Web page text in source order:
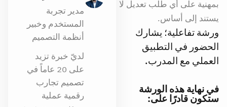
بمهنية على أي طلب تعديل لا
يستند إلى أساس.
ورشة تفاعلية؛ يشارك
الحضور في التطبيق
العملي مع المدرب.
في نهاية هذه الورشة
ستكون قادرًا على:
مدير تجربة
المستخدم وخبير
أنظمة التصميم
لديّ خبرة تزيد
على 20 عاماً في
تصميم تجارب
رقمية عملية